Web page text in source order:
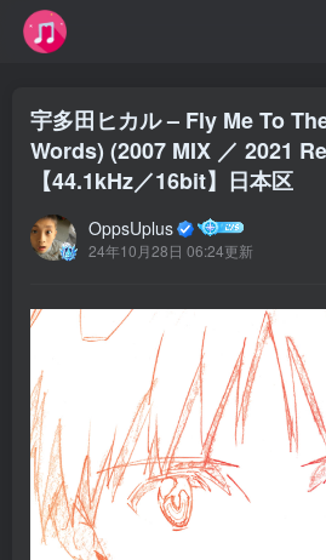
宇多田ヒカル – Fly Me To
Words) (2007 MIX ／ 2021
【44.1kHz／16bit】日本区
OppsUplus
24年10月28日 06:24更新